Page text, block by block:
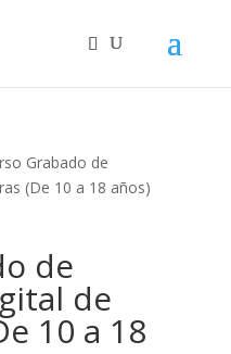
Grabado de
(De 10 a 18 años)
de
de
10 a 18